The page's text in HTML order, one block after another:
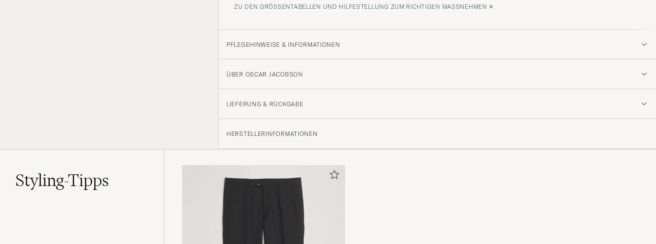
ZU DEN GRÖSSENTABELLEN UND HILFESTELLUNG ZUM RICHTIGEN MASSNEHMEN »
PFLEGEHINWEISE & INFORMATIONEN
ÜBER OSCAR JACOBSON
LIEFERUNG & RÜCKGABE
HERSTELLERINFORMATIONEN
Styling-Tipps